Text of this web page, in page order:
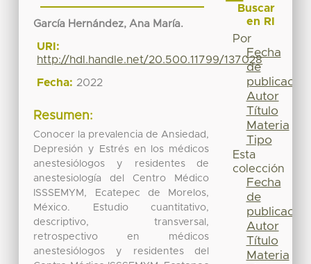
García Hernández, Ana María.
URI:
http://hdl.handle.net/20.500.11799/137028
Fecha: 2022
Resumen:
Conocer la prevalencia de Ansiedad,
Depresión y Estrés en los médicos
anestesiólogos y residentes de
anestesiología del Centro Médico
ISSSEMYM, Ecatepec de Morelos,
México. Estudio cuantitativo,
descriptivo, transversal,
retrospectivo en médicos
anestesiólogos y residentes del
Buscar
en RI
Por
Fecha
de
publicación
Autor
Título
Materia
Tipo
Esta
colección
Fecha
de
publicación
Autor
Título
Materia